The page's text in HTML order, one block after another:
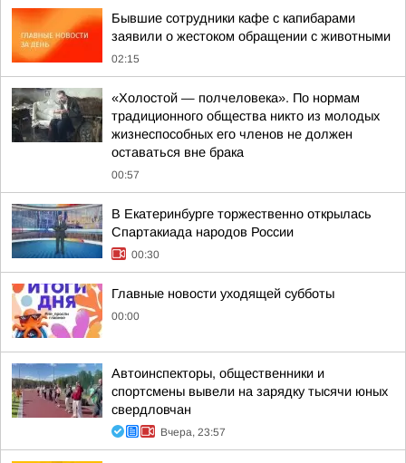
Бывшие сотрудники кафе с капибарами
заявили о жестоком обращении с животными
02:15
«Холостой — полчеловека». По нормам
традиционного общества никто из молодых
жизнеспособных его членов не должен
оставаться вне брака
00:57
В Екатеринбурге торжественно открылась
Спартакиада народов России
00:30
Главные новости уходящей субботы
00:00
Автоинспекторы, общественники и
спортсмены вывели на зарядку тысячи юных
свердловчан
Вчера, 23:57